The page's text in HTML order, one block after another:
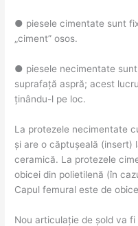
● piesele cimentate sunt
„ciment” osos.
● piesele necimentate
suprafață aspră; acest
ținându-l pe loc.
La protezele necimentate
și are o căptușeală (insert)
ceramică. La protezele
obicei din polietilenă (în
Capul femural este de
Nou articulație de șold va